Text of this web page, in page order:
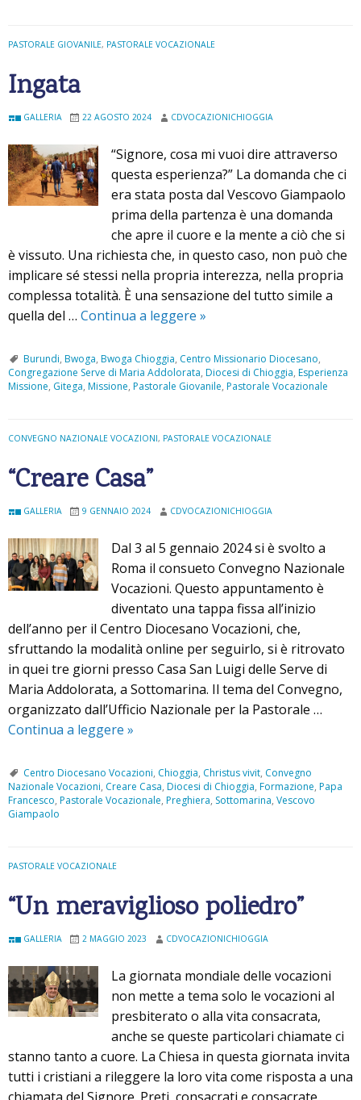
z
PASTORALE GIOVANILE, PASTORALE VOCAZIONALE
Ingata
GALLERIA 22 AGOSTO 2024 CDVOCAZIONICHIOGGIA
“Signore, cosa mi vuoi dire attraverso
questa esperienza?” La domanda che ci
era stata posta dal Vescovo Giampaolo
prima della partenza è una domanda
che apre il cuore e la mente a ciò che si
è vissuto. Una richiesta che, in questo caso, non può che
implicare sé stessi nella propria interezza, nella propria
complessa totalità. È una sensazione del tutto simile a
quella del … Continua a leggere I
g
a
t
»
Burundi, Bwoga, Bwoga Chioggia, Centro Missionario Diocesano,
Congregazione Serve di Maria Addolorata, Diocesi di Chioggia, Esperienza
Missione, Gitega, Missione, Pastorale Giovanile, Pastorale Vocazionale
CONVEGNO NAZIONALE VOCAZIONI, PASTORALE VOCAZIONALE
“Creare Casa”
GALLERIA 9 GENNAIO 2024 CDVOCAZIONICHIOGGIA
Dal 3 al 5 gennaio 2024 si è svolto a
Roma il consueto Convegno Nazionale
Vocazioni. Questo appuntamento è
diventato una tappa fissa all’inizio
dell’anno per il Centro Diocesano Vocazioni, che,
sfruttando la modalità online per seguirlo, si è ritrovato
in quei tre giorni presso Casa San Luigi delle Serve di
Maria Addolorata, a Sottomarina. Il tema del Convegno,
organizzato dall’Ufficio Nazionale per la Pastorale …
Continua a leggere “
r
e
a
a
s
a
»
Centro Diocesano Vocazioni, Chioggia, Christus vivit, Convegno
Nazionale Vocazioni, Creare Casa, Diocesi di Chioggia, Formazione, Papa
Francesco, Pastorale Vocazionale, Preghiera, Sottomarina, Vescovo
Giampaolo
PASTORALE VOCAZIONALE
“Un meraviglioso poliedro”
GALLERIA 2 MAGGIO 2023 CDVOCAZIONICHIOGGIA
La giornata mondiale delle vocazioni
non mette a tema solo le vocazioni al
presbiterato o alla vita consacrata,
anche se queste particolari chiamate ci
stanno tanto a cuore. La Chiesa in questa giornata invita
tutti i cristiani a rileggere la loro vita come risposta a una
chiamata del Signore. Preti, consacrati e consacrate,